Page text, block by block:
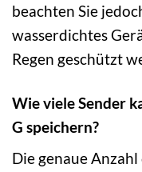
beachten Sie
wasserdichtes
Regen geschützt
Wie viele Sender
G speichern?
Die genaue